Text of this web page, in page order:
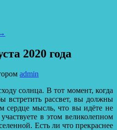
2020 года
admin
солнца. В тот момент, когда
встретить рассвет, вы должны
сердце мысль, что вы идёте не
в этом великолепном
Есть ли что прекраснее